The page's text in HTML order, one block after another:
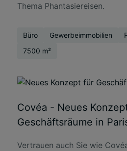
Thema Phantasiereisen.
Büro Gewerbeimmobilien
7500 m²
Covéa - Neues
Geschäftsräume in
Vertrauen auch Sie wie